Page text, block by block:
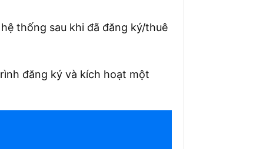
thống sau khi đã đăng ký/thuê
đăng ký và kích hoạt một